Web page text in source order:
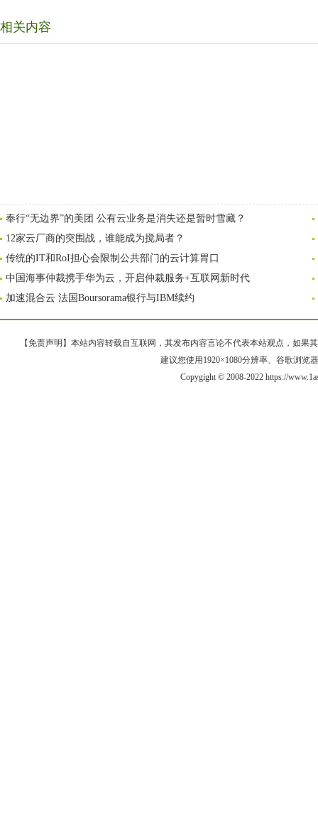
相关内容
奉行“无边界”的美团 公有云业务是消失还是暂时雪藏？
12家云厂商的突围战，谁能成为搅局者？
传统的IT和RoI担心会限制公共部门的云计算胃口
中国海事仲裁携手华为云，开启仲裁服务+互联网新时代
加速混合云 法国Boursorama银行与IBM续约
【免责声明】本站内容转载自互联网，其发布内容言论不代表本站观点，如果
建议您使用1920×1080分辨率、谷歌浏览
Copygight © 2008-2022 https://